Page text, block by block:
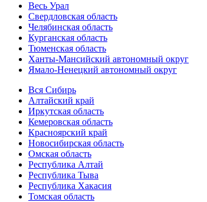
Весь Урал
Свердловская область
Челябинская область
Курганская область
Тюменская область
Ханты-Мансийский автономный округ
Ямало-Ненецкий автономный округ
Вся Сибирь
Алтайский край
Иркутская область
Кемеровская область
Красноярский край
Новосибирская область
Омская область
Республика Алтай
Республика Тыва
Республика Хакасия
Томская область